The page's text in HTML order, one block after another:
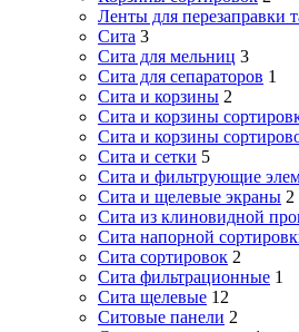
Ленты для перезаправки
Сита 3
Сита для мельниц 3
Сита для сепараторов 1
Сита и корзины 2
Сита и корзины
Сита и корзины
Сита и сетки 5
Сита и фильтрующие
Сита и щелевые экраны 2
Сита из клиновидной
Сита напорной
Сита сортировок 2
Сита фильтрационные 1
Сита щелевые 12
Ситовые панели 2